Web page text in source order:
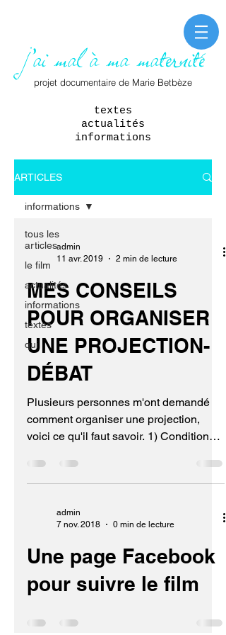
j'ai mal à ma maternité
projet documentaire de Marie Betbèze
textes
actualités
informations
ARTICLES
tous les
articles
le film
actualités
informations
textes
qui
informations
admin
11 avr. 2019
2 min de lecture
MES CONSEILS
POUR ORGANISER
UNE PROJECTION-
DÉBAT
Plusieurs personnes m'ont demandé
comment organiser une projection,
voici ce qu'il faut savoir. 1) Conditions
admin
7 nov. 2018
0 min de lecture
Une page Facebook
pour suivre le film